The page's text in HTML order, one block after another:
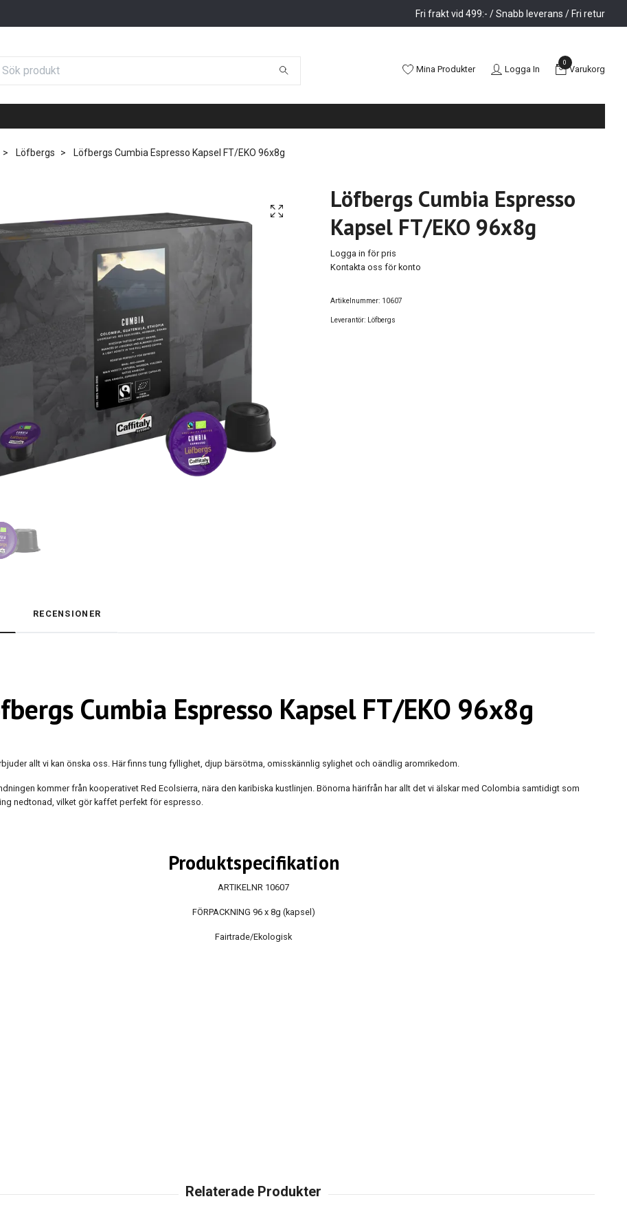
Fri frakt vid 499:- / Snabb leverans / Fri retur
Mina Produkter Logga In
0
Varukorg
Löfbergs Löfbergs Cumbia Espresso Kapsel FT/EKO 96x8g
Löfbergs Cumbia Espresso
Kapsel FT/EKO 96x8g
Logga in för pris
Kontakta oss för konto
Artikelnummer: 10607
Leverantör: Löfbergs
RECENSIONER
Cumbia Espresso Kapsel FT/EKO 96x8g
allt vi kan önska oss. Här finns tung fyllighet, djup bärsötma, omisskännlig sylighet och oändlig aromrikedom.
kommer från kooperativet Red Ecolsierra, nära den karibiska kustlinjen. Bönorna härifrån har allt det vi älskar med Colombia samtidigt som
nedtonad, vilket gör kaffet perfekt för espresso.
Produktspecifikation
ARTIKELNR 10607
FÖRPACKNING 96 x 8g (kapsel)
Fairtrade/Ekologisk